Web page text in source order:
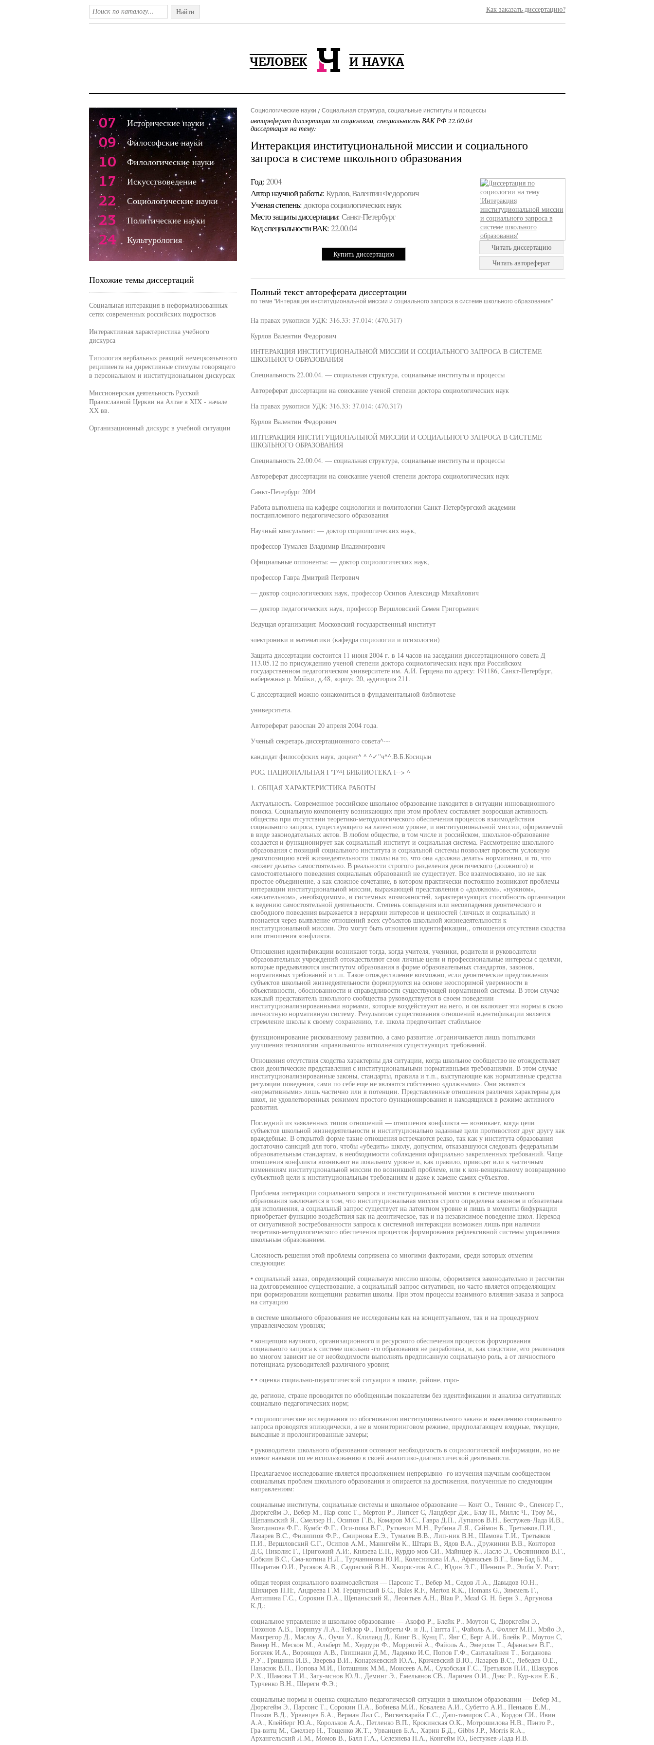
Найти Как заказать диссертацию?
Социологические науки Социальная структура, социальные институты и процессы
автореферат диссертации по социологии, специальность ВАК РФ 22.00.04
диссертация на тему:
Интеракция институциональной миссии и социального
запроса в системе школьного образования
Год: 2004
Автор научной работы: Курлов, Валентин Федорович
Ученая cтепень: доктора социологических наук
Место защиты диссертации: Санкт-Петербург
Код cпециальности ВАК: 22.00.04
Купить диссертацию
Читать диссертацию
Читать автореферат
Полный текст автореферата диссертации
по теме "Интеракция институциональной миссии и социального запроса в системе школьного образования"
На правах рукописи УДК: 316.33: 37.014: (470.317)
Курлов Валентин Федорович
ИНТЕРАКЦИЯ ИНСТИТУЦИОНАЛЬНОЙ МИССИИ И СОЦИАЛЬНОГО ЗАПРОСА В СИСТЕМЕ
ШКОЛЬНОГО ОБРАЗОВАНИЯ
Специальность 22.00.04. — социальная структура, социальные институты и процессы
Автореферат диссертации на соискание ученой степени доктора социологических наук
На правах рукописи УДК: 316.33: 37.014: (470.317)
Курлов Валентин Федорович
ИНТЕРАКЦИЯ ИНСТИТУЦИОНАЛЬНОЙ МИССИИ И СОЦИАЛЬНОГО ЗАПРОСА В СИСТЕМЕ
ШКОЛЬНОГО ОБРАЗОВАНИЯ
Специальность 22.00.04. — социальная структура, социальные институты и процессы
Автореферат диссертации на соискание ученой степени доктора социологических наук
Санкт-Петербург 2004
Работа выполнена на кафедре социологии и политологии Санкт-Петербургской академии
постдипломного педагогического образования
Научный консультант: — доктор социологических наук,
профессор Тумалев Владимир Владимирович
Официальные оппоненты: — доктор социологических наук,
профессор Гавра Дмитрий Петрович
— доктор социологических наук, профессор Осипов Александр Михайлович
— доктор педагогических наук, профессор Вершловский Семен Григорьевич
Ведущая организация: Московский государственный институт
электроники и математики (кафедра социологии и психологии)
Защита диссертации состоится 11 июня 2004 г. в 14 часов на заседании диссертационного совета Д
113.05.12 по присуждению ученой степени доктора социологических наук при Российском
государственном педагогическом университете им. А.И. Герцена по адресу: 191186, Санкт-Петербург,
набережная р. Мойки, д.48, корпус 20, аудитория 211.
С диссертацией можно ознакомиться в фундаментальной библиотеке
университета.
Автореферат разослан 20 апреля 2004 года.
Ученый секретарь диссертационного совета^---
кандидат философских наук, доцент^ ^ ^✓''ч^^.В.Б.Косицын
РОС. НАЦИОНАЛЬНАЯ I 'Т^Ч БИБЛИОТЕКА I--> ^
1. ОБЩАЯ ХАРАКТЕРИСТИКА РАБОТЫ
Актуальность. Современное российское школьное образование находится в ситуации инновационного
поиска. Социальную компоненту возникающих при этом проблем составляет возросшая активность
общества при отсутствии теоретико-методологического обеспечения процессов взаимодействия
социального запроса, существующего на латентном уровне, и институциональной миссии, оформляемой
в виде законодательных актов. В любом обществе, в том числе и российском, школьное-образование
создается и функционирует как социальный институт и социальная система. Рассмотрение школьного
образования с позиций социального института и социальной системы позволяет провести условную
декомпозицию всей жизнедеятельности школы на то, что она «должна делать» нормативно, и то, что
«может делать» самостоятельно. В реальности строгого разделения деонтического (должного) и
самостоятельного поведения социальных образований не существует. Все взаимосвязано, но не как
простое объединение, а как сложное сочетание, в котором практически постоянно возникают проблемы
интеракции институциональной миссии, выражающей представления о «должном», «нужном»,
«желательном», «необходимом», и системных возможностей, характеризующих способность организации
к ведению самостоятельной деятельности. Степень совпадения или несовпадения деонтического и
свободного поведения выражается в иерархии интересов и ценностей (личных и социальных) и
познается через выявление отношений всех субъектов школьной жизнедеятельности к
институциональной миссии. Это могут быть отношения идентификации,, отношения отсутствия сходства
или отношения конфликта.
Отношения идентификации возникают тогда, когда учителя, ученики, родители и руководители
образовательных учреждений отождествляют свои личные цели и профессиональные интересы с целями,
которые предъявляются институтом образования в форме образовательных стандартов, законов,
нормативных требований и т.п. Такое отождествление возможно, если деонтические представления
субъектов школьной жизнедеятельности формируются на основе неоспоримой уверенности в
объективности, обоснованности и справедливости существующей нормативной системы. В этом случае
каждый представитель школьного сообщества руководствуется в своем поведении
институционализированными нормами, которые воздействуют на него, и он включает эти нормы в свою
личностную нормативную систему. Результатом существования отношений идентификации является
стремление школы к своему сохранению, т.е. школа предпочитает стабильное
функционирование рискованному развитию, а само развитие .ограничивается лишь попытками
улучшения технологии «правильного» исполнения существующих требований.
Отношения отсутствия сходства характерны для ситуации, когда школьное сообщество не отождествляет
свои деонтические представления с институциональными нормативными требованиями. В этом случае
институционализированные законы, стандарты, правила и т.п., выступающие как нормативные средства
регуляции поведения, сами по себе еще не являются собственно «должными». Они являются
«нормативными» лишь частично или в потенции. Представленные отношения различия характерны для
школ, не удовлетворенных режимом простого функционирования и находящихся в режиме активного
развития.
Последний из заявленных типов отношений — отношения конфликта — возникает, когда цели
субъектов школьной жизнедеятельности и институционально заданные цели противостоят друг другу как
враждебные. В открытой форме такие отношения встречаются редко, так как у института образования
достаточно санкций для того, чтобы «убедить» школу, допустим, отказавшуюся следовать федеральным
образовательным стандартам, в необходимости соблюдения официально закрепленных требований. Чаще
отношения конфликта возникают на локальном уровне и, как правило, приводят или к частичным
изменениям институциональной миссии по возникшей проблеме, или к кон-венциальному возвращению
субъектной цели к институциональным требованиям и даже к замене самих субъектов.
Проблема интеракции социального запроса и институциональной миссии в системе школьного
образования заключается в том, что институциональная миссия строго определена законом и обязательна
для исполнения, а социальный запрос существует на латентном уровне и лишь в моменты бифуркации
приобретает функцию воздействия как на деонтическое, так и на независимое поведение школ. Переход
от ситуативной востребованности запроса к системной интеракции возможен лишь при наличии
теоретико-методологического обеспечения процессов формирования рефлексивной системы управления
школьным образованием.
Сложность решения этой проблемы сопряжена со многими факторами, среди которых отметим
следующие:
• социальный заказ, определяющий социальную миссию школы, оформляется законодательно и рассчитан
на долговременное существование, а социальный запрос ситуативен, но часто является определяющим
при формировании концепции развития школы. При этом процессы взаимного влияния-заказа и запроса
на ситуацию
в системе школьного образования не исследованы как на концептуальном, так и на процедурном
управленческом уровнях;
• концепция научного, организационного и ресурсного обеспечения процессов формирования
социального запроса к системе школьно -го образования не разработана, и, как следствие, его реализация
во многом зависит не от необходимости выполнять предписанную социальную роль, а от личностного
потенциала руководителей различного уровня;
• • оценка социально-педагогической ситуации в школе, районе, горо-
де, регионе, стране проводится по обобщенным показателям без идентификации и анализа ситуативных
социально-педагогических норм;
• социологические исследования по обоснованию институционального заказа и выявлению социального
запроса проводятся эпизодически, а не в мониторинговом режиме, предполагающем входные, текущие,
выходные и пролонгированные замеры;
• руководители школьного образования осознают необходимость в социологической информации, но не
имеют навыков по ее использованию в своей аналитико-диагностической деятельности.
Предлагаемое исследование является продолжением непрерывно -го изучения научным сообществом
социальных проблем школьного образования и опирается на достижения, полученные по следующим
направлениям:
социальные институты, социальные системы и школьное образование — Конт О., Теннис Ф., Спенсер Г.,
Дюркгейм Э., Вебер М., Пар-сонс Т., Мертон Р., Липсет С, Ландберг Дж., Блау П., Миллс Ч., Троу М.,
Щепаньский Я., Смелзер Н., Осипов Г.В., Комаров М.С., Гавра Д.П., Лупанов В.Н., Бестужев-Лада И.В.,
Зиятдинова Ф.Г., Кумбс Ф.Г., Оси-пова В.Г., Руткевич М.Н., Рубина Л.Я., Саймон Б., Третьяков,П.И.,
Лазарев B.C., Филиппов Ф.Р., Смирнова Е.Э., Тумалев В.В., Лип-ник В.Н., Шамова Т.И., Третьяков
П.И., Вершловский С.Г., Осипов A.M., Маннгейм К., Штарк В., Ядов В.А., Дружинин В.В., Конторов
Д.С, Николис Г., Пригожий А.И:, Князева Е.Н., Курдю-мов СИ., Майнцер К., Ласло Э., Овсянников В.Г.,
Собкин B.C., Сма-котина Н.Л., Турчанинова Ю.И., Колесникова И.А., Афанасьев В.Г., Бим-Бад Б.М.,
Шкаратан О.И., Русаков А.В., Садовский В.Н., Хворос-тов А.С., Юдин Э.Г., Шеннон Р., Эшби У. Росс;
общая теория социального взаимодействия — Парсонс Т., Вебер М., Седов Л.А., Давыдов Ю.Н.,
Шихирев П.Н:, Андреева Г.М. Гершунский Б.С., Bales R.F., Merton R.K., Homans G., Зиммель Г.,
Антипина Г.С., Сорокин П.А., Щепаньский Я., Леонтьев А.Н., Blau P., Mead G. Н. Берн 3., Аргунова
К.Д.;
социальное управление и школьное образование — Акофф Р., Блейк Р., Моутон С, Дюркгейм Э.,
Тихонов А.В., Тюрнпуу Л.А., Тейлор Ф., Гилбреты Ф. и Л., Гантта Г., Файоль А., Фоллет М.П., Мэйо Э.,
Макгрегор Д., Маслоу А., Оучи У., Клиланд Д., Кинг В., Кунц Г., Янг С, Берг А.И., Блейк Р., Моутон С,
Винер Н., Мескон М., Альберт М., Хедоури Ф., Моррисей А., Файоль А., Эмерсон Т., Афанасьев В.Г.,
Богачек И.А., Воронцов А.В., Гвишиани Д.М., Ладенко И.С, Попов Г.Ф., Санталайнен Т., Богданова
Р.У., Гришина И.В., Зверева В.И., Конаржевский Ю.А., Кричевский В.Ю., Лазарев B.C., Лебедев О.Е.,
Панасюк В.П., Попова М.И., Поташник М.М., Моисеев A.M., Сухобская Г.С., Третьяков П.И., Шакуров
Р.Х., Шамова Т.И., Загу-мснов Ю.Л., Деминг Э., Емельянов СВ., Ларичев О.И., Дэвс Р., Кур-кин Е.Б.,
Турченко В.Н., Шереги Ф.Э.;
социальные нормы и оценка социально-педагогической ситуации в школьном образовании — Вебер М.,
Дюркгейм Э., Парсонс Т., Сорокин П.А., Бобнева М.И., Ковалева А.И., Субетто А.И., Пеньков Е.М.,
Плахов В.Д., Урванцев Б.А., Верман Лал С., Висвесварайа Г.С., Даш-тамиров С.А., Кордон СИ., Ивин
А.А., Клейберг Ю.А., Корольков А.А., Петленко В.П., Крокинская O.K., Мотрошилова Н.В., Пэнто Р.,
Гра-витц М., Смелзер Н., Тощенко Ж.Т., Урванцев Б.А., Харин Б.Д., Gibbs J.P., Morris R.A.,
Архангельский Л.М., Момов В., Балл Г.А., Селезнева Н.А., Конгейм Ю., Бестужев-Лада И.В.
07 Исторические науки
09 Философские науки
10 Филологические науки
17 Искусствоведение
22 Социологические науки
23 Политические науки
24 Культурология
Похожие темы диссертаций
Социальная интеракция в неформализованных
сетях современных российских подростков
Интерактивная характеристика учебного
дискурса
Типология вербальных реакций немецкоязычного
реципиента на директивные стимулы говорящего
в персональном и институциональном дискурсах
Миссионерская деятельность Русской
Православной Церкви на Алтае в XIX - начале
ХХ вв.
Организационный дискурс в учебной ситуации